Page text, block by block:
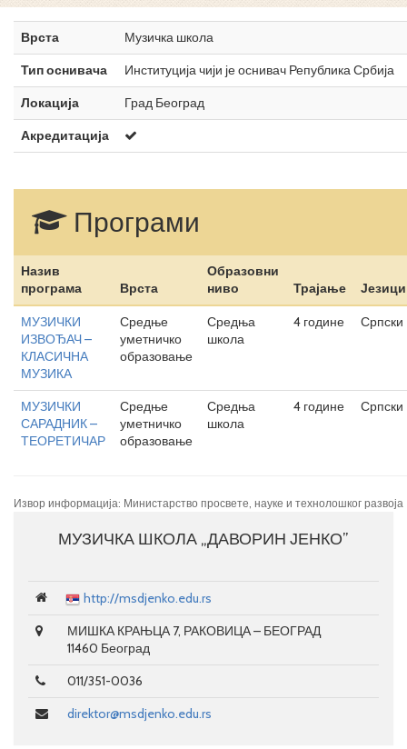
Врста
Музичка школа
Тип оснивача
Институција чији је оснивач Република Србија
Локација
Град Београд
Акредитација
Програми
Назив
програма
Врста
Образовни
ниво
Трајање Језици
МУЗИЧКИ
ИЗВОЂАЧ –
КЛАСИЧНА
МУЗИКА
Средње
уметничко
образовање
Средња
школа
4 године Српски
МУЗИЧКИ
САРАДНИК –
ТЕОРЕТИЧАР
Средње
уметничко
образовање
Средња
школа
4 године Српски
Извор информација: Министарство просвете, науке и технолошког развоја
МУЗИЧКА ШКОЛА „ДАВОРИН ЈЕНКО”
http://msdjenko.edu.rs
МИШКА КРАЊЦА 7, РАКОВИЦА – БЕОГРАД
11460 Београд
011/351-0036
direktor@msdjenko.edu.rs